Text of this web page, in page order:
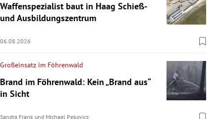
Waffenspezialist baut in Haag Schieß-
und Ausbildungszentrum
06.08.2026
Großeinsatz im Föhrenwald
Brand im Föhrenwald: Kein „Brand aus“
in Sicht
Sandra Frank und Michael Pekovics